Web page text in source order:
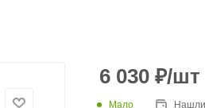
6 030 ₽/шт
Мало